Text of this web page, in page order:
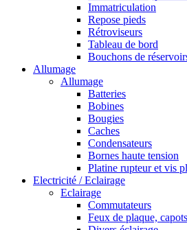
Immatriculation
Repose pieds
Rétroviseurs
Tableau de bord
Bouchons de
Allumage
Allumage
Batteries
Bobines
Bougies
Caches
Condensateurs
Bornes haute tension
Platine rupteur et vis
Electricité / Eclairage
Eclairage
Commutateurs
Feux de plaque,